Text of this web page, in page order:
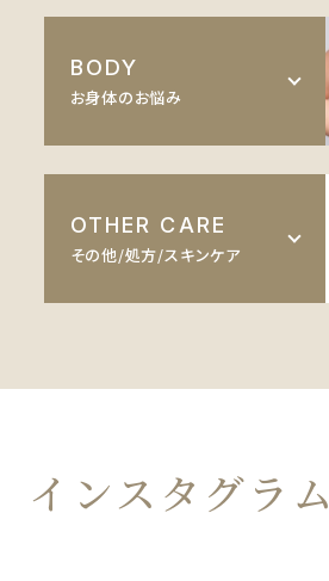
レーザーフェイシャル
ダーマペン
目元
鼻
口唇
糸リフト
BODY
お身体のお悩み
豊胸
バスト
脂肪吸引
OTHER CARE
その他/処方/スキンケア
AGA・FGA
美白内服薬
インスタグラム